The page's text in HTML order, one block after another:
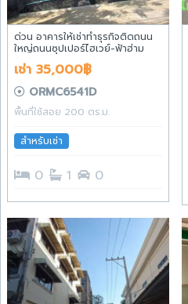
ด่วน อาคารให้เช่าทำธุรกิจติดถนน
ใหญ่ถนนซุปเปอร์ไฮเวย์-ฟ้าฮ่าม
ไกล้เซนทรัลเฟสและโรงพยาบาล
เทพปัญญา ตำบล ฟ้าฮ่าม อำเภอ
เมืองเชียงใหม่ เชียงใหม่
เช่า 35,000฿
ORMC6541D
พื้นที่ใช้สอย 200 ตร.ม.
สำหรับเช่า
0 1 0